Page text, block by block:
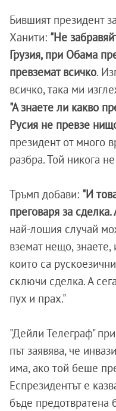
Бившият президент
Ханити: "Не
Грузия, при Обама
превземат всичко.
всичко, така ми
"А знаете ли какво
Русия не превзе
президент от много
разбра. Той никога
Тръмп добави: "И
преговаря за
най-лошия случай
вземат нещо,
които са
сключи сделка. А
пух и прах."
"Дейли Телеграф"
път заявява, че
има, ако той беше
Еспрезидентът е
бъде предотвратена